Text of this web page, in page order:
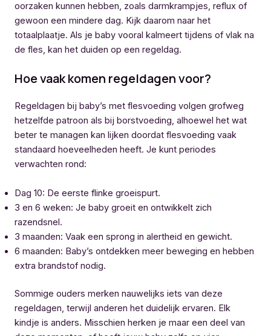
oorzaken kunnen hebben, zoals darmkrampjes, reflux of
gewoon een mindere dag. Kijk daarom naar het
totaalplaatje. Als je baby vooral kalmeert tijdens of vlak na
de fles, kan het duiden op een regeldag.
Hoe vaak komen regeldagen voor?
Regeldagen bij baby’s met flesvoeding volgen grofweg
hetzelfde patroon als bij borstvoeding, alhoewel het wat
beter te managen kan lijken doordat flesvoeding vaak
standaard hoeveelheden heeft. Je kunt periodes
verwachten rond:
Dag 10: De eerste flinke groeispurt.
3 en 6 weken: Je baby groeit en ontwikkelt zich
razendsnel.
3 maanden: Vaak een sprong in alertheid en gewicht.
6 maanden: Baby’s ontdekken meer beweging en hebben
extra brandstof nodig.
Sommige ouders merken nauwelijks iets van deze
regeldagen, terwijl anderen het duidelijk ervaren. Elk
kindje is anders. Misschien herken je maar een deel van